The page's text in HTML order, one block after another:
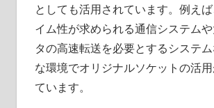
としても活用されています。例え
イム性が求められる通信システム
タの高速転送を必要とするシステ
な環境でオリジナルソケットの活
ています。